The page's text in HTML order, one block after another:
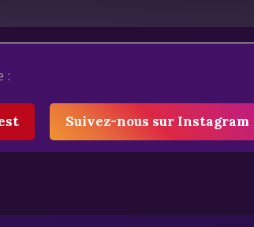
:
Suivez-nous sur Instagram